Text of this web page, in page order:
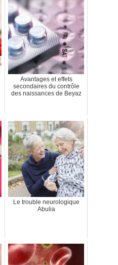
Avantages et effets
secondaires du contrôle
des naissances de Beyaz
Le trouble neurologique
Abulia